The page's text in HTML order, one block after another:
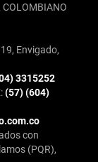
Envigado,
3315252
(57) (604)
con
(PQR),